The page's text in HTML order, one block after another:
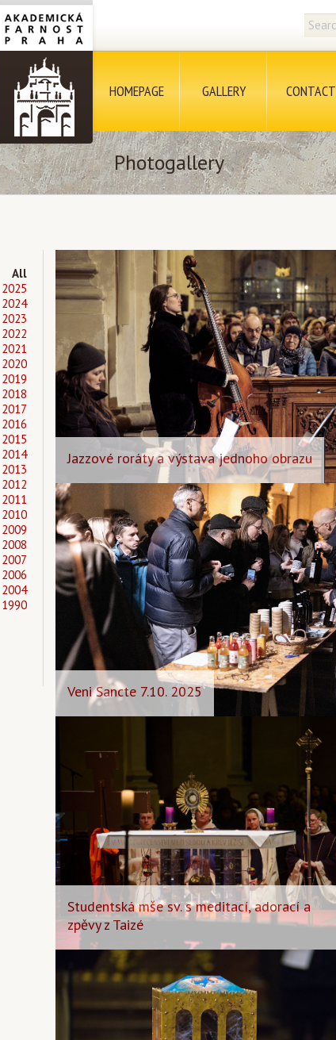
HOMEPAGE GALLERY CONTACT
Photogallery
All
2025
2024
2023
2022
2021
2020
2019
2018
2017
2016
2015
2014
2013
2012
2011
2010
2009
2008
2007
2006
2004
1990
Jazzové roráty a výstava jednoho obrazu
Veni Sancte 7.10. 2025
Studentská mše sv. s meditací, adorací a
zpěvy z Taizé